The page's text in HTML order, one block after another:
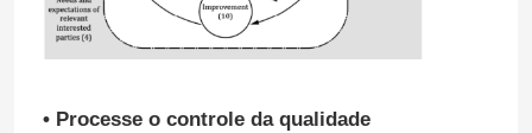
• Processe o controle da qualidade